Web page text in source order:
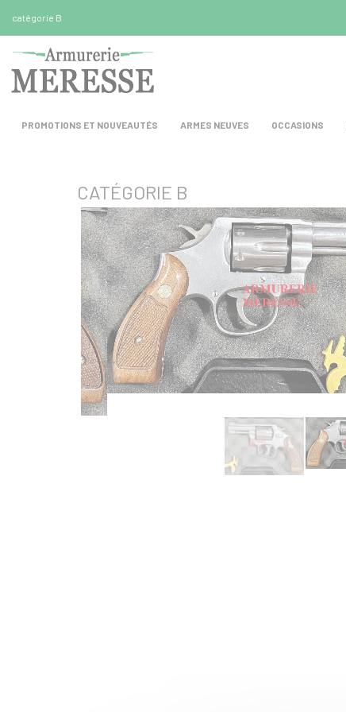
catégorie B
PROMOTIONS ET NOUVEAUTÉS ARMES NEUVES OCCASIONS
CATÉGORIE B